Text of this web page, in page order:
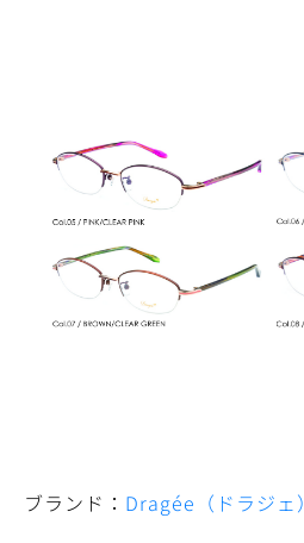
ブランド： Dragée（ドラジェ）